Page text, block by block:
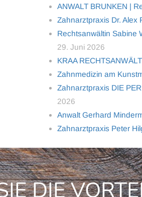
ANWALT BRUNKEN |
Zahnarztpraxis Dr. Alex
Rechtsanwältin Sabine
29. Juni 2026
KRAA
Zahnmedizin am
Zahnarztpraxis DIE
2026
Anwalt Gerhard
Zahnarztpraxis Peter
DIE